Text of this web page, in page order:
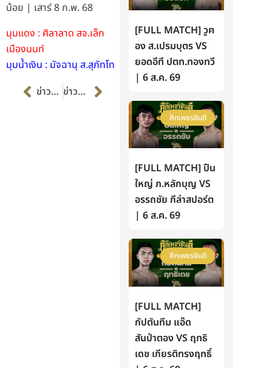
น้อย | เสาร์ 8 ก.พ. 68
มุมแดง : ศิลาลาด สจ.เล็ก
เมืองนนท์
มุมน้ำเงิน : มัจฉานุ ส.สุภัทโท
Prevข่าวก่อนหน้า ข่าวต่อไป Next
[FULL MATCH] วูฅ
อง ส.เปรมบุตร VS
ยอดอีที ปตท.ทองทวี
| 6 ส.ค. 69
ศึกเพชรยินดี
[FULL MATCH] ปืน
ใหญ่ ภ.หลักบุญ VS
อรรถชัย กีล่าสปอร์ต
| 6 ส.ค. 69
ศึกเพชรยินดี
[FULL MATCH]
กัปตันทีม แอ๊ด
สันป่าตอง VS ฤทธิ
เดช เกียรติทรงฤทธิ์